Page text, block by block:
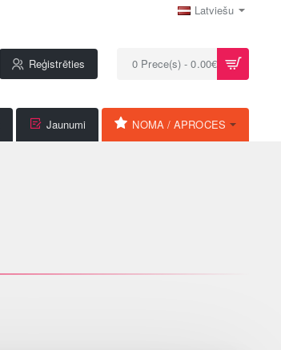
Latviešu
Reģistrēties 0 Prece(s) - 0.00€
Jaunumi NOMA / APROCES